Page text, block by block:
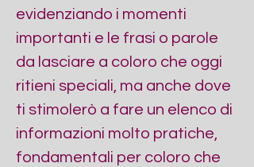
evidenziando i momenti
importanti e le frasi o parole
da lasciare a coloro che oggi
ritieni speciali, ma anche dove
ti stimolerò a fare un elenco di
informazioni molto pratiche,
fondamentali per coloro che